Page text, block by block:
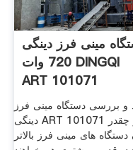
مینی فرز دینگی
720 وات DINGQI
ART 101071
و بررسی دستگاه مینی فرز
دینگی ART 101071 هر چقدر
دستگاه های مینی فرز بالاتر